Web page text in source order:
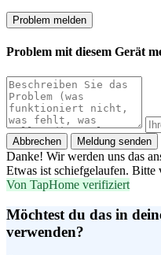
Problem melden
Problem mit diesem Gerät
Abbrechen Meldung senden
Danke! Wir werden uns das
Etwas ist schiefgelaufen. Bitte
Von TapHome verifiziert
Möchtest du das in
verwenden?